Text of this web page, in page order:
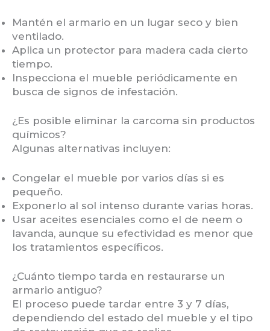
Mantén el armario en un lugar seco y bien
ventilado.
Aplica un protector para madera cada cierto
tiempo.
Inspecciona el mueble periódicamente en
busca de signos de infestación.
¿Es posible eliminar la carcoma sin productos
químicos?
Algunas alternativas incluyen:
Congelar el mueble por varios días si es
pequeño.
Exponerlo al sol intenso durante varias horas.
Usar aceites esenciales como el de neem o
lavanda, aunque su efectividad es menor que
los tratamientos específicos.
¿Cuánto tiempo tarda en restaurarse un
armario antiguo?
El proceso puede tardar entre 3 y 7 días,
dependiendo del estado del mueble y el tipo